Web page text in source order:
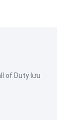
of Duty lưu